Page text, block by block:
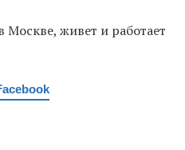
живет и работает